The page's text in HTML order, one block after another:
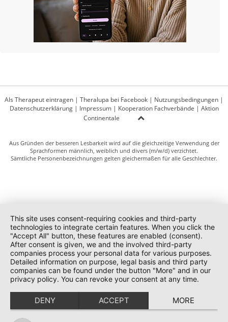
Als Therapeut eintragen | Theralupa bei Facebook | Nutzungsbedingungen |
Datenschutzerklärung| Impressum| Kooperation Fachverbände | Aktion
Continentale
Aus Gründen der besseren Lesbarkeit wird auf die gleichzeitige Verwendung der
Sprachformen männlich, weiblich und divers (m/w/d) verzichtet.
Sämtliche Personenbezeichnungen gelten gleichermaßen für alle Geschlechter.
This site uses consent-requiring cookies and third-party
technologies to integrate certain features. When you click the
"Accept All" button, these features are enabled (consent).
After consent is given, we and the involved third-party
companies process your personal data for various purposes.
Detailed information on purpose, legal basis and third party
companies can be found under the button "More" and in our
privacy policy. You can revoke your consent at any time.
DENY ACCEPT MORE